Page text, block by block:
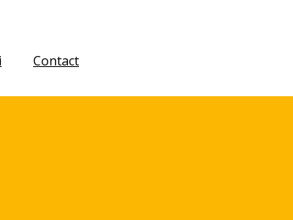
Contact